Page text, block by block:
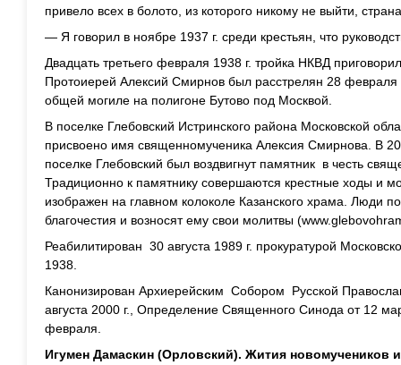
привело всех в болото, из которого никому не выйти,
— Я говорил в ноябре 1937 г. среди крестьян, что
Двадцать третьего февраля 1938 г. тройка НКВД
Протоиерей Алексий Смирнов был расстрелян 28 февраля
общей могиле на полигоне Бутово под Москвой.
В поселке Глебовский Истринского района Московской
присвоено имя священномученика Алексия Смирнова. В
поселке Глебовский был воздвигнут памятник в честь
Традиционно к памятнику совершаются крестные ходы и
изображен на главном колоколе Казанского храма. Люди
благочестия и возносят ему свои молитвы
Реабилитирован 30 августа 1989 г. прокуратурой
1938.
Канонизирован Архиерейским Собором Русской
августа 2000 г., Определение Священного Синода от 12
февраля.
Игумен Дамаскин (Орловский). Жития новомучеников